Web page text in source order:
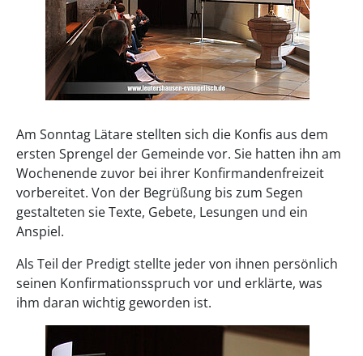
Am Sonntag Lätare stellten sich die Konfis aus dem
ersten Sprengel der Gemeinde vor. Sie hatten ihn am
Wochenende zuvor bei ihrer Konfirmandenfreizeit
vorbereitet. Von der Begrüßung bis zum Segen
gestalteten sie Texte, Gebete, Lesungen und ein
Anspiel.
Als Teil der Predigt stellte jeder von ihnen persönlich
seinen Konfirmationsspruch vor und erklärte, was
ihm daran wichtig geworden ist.